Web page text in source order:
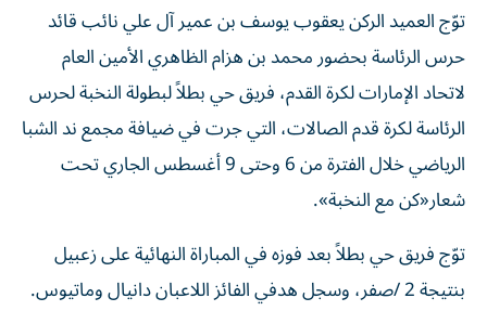
توّج العميد الركن يعقوب يوسف بن عمير آل علي نائب قائد
حرس الرئاسة بحضور محمد بن هزام الظاهري الأمين العام
لاتحاد الإمارات لكرة القدم، فريق حي بطلاً لبطولة النخبة لحرس
الرئاسة لكرة قدم الصالات، التي جرت في ضيافة مجمع ند الشبا
الرياضي خلال الفترة من 6 وحتى 9 أغسطس الجاري تحت
شعار«كن مع النخبة».
توّج فريق حي بطلاً بعد فوزه في المباراة النهائية على زعبيل
بنتيجة 2 /صفر، وسجل هدفي الفائز اللاعبان دانيال وماتيوس.